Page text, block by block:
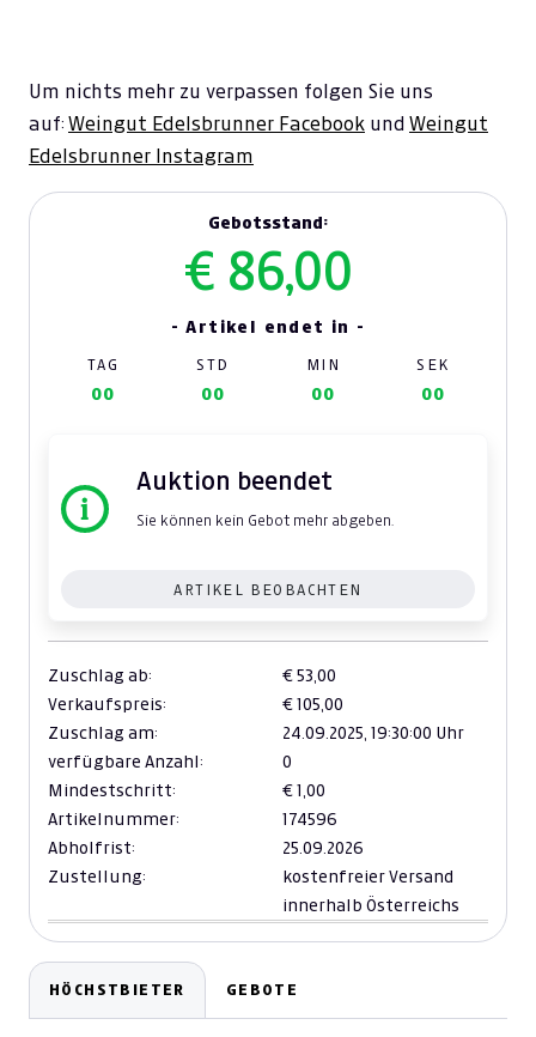
Um nichts mehr zu verpassen folgen Sie uns
auf: Weingut Edelsbrunner Facebook und Weingut
Edelsbrunner Instagram
Gebotsstand:
€ 86,00
- Artikel endet in -
TAG STD MIN SEK
00 00 00 00
Auktion beendet
Sie können kein Gebot mehr abgeben.
ARTIKEL BEOBACHTEN
Zuschlag ab:
€ 53,00
Verkaufspreis:
€ 105,00
Zuschlag am:
24.09.2025, 19:30:00 Uhr
verfügbare Anzahl:
0
Mindestschritt:
€ 1,00
Artikelnummer:
174596
Abholfrist:
25.09.2026
Zustellung:
kostenfreier Versand
innerhalb Österreichs
HÖCHSTBIETER GEBOTE